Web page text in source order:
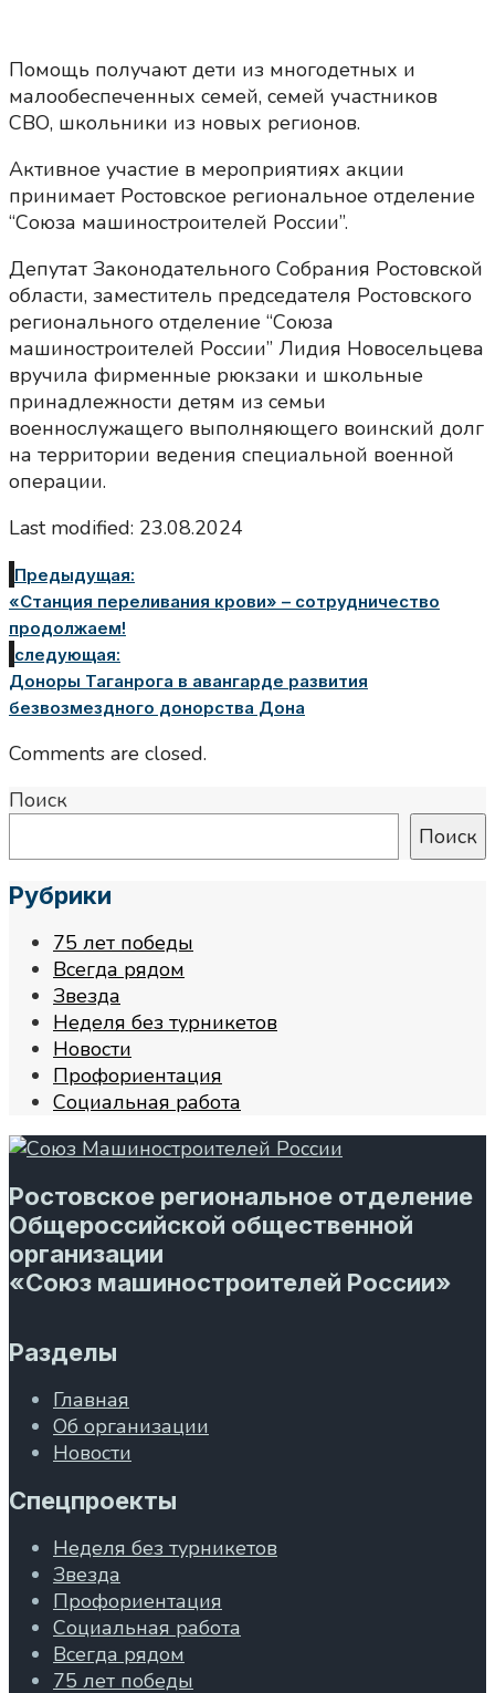
Помощь получают дети из многодетных и
малообеспеченных семей, семей участников
СВО, школьники из новых регионов.
Активное участие в мероприятиях акции
принимает Ростовское региональное отделение
“Союза машиностроителей России”.
Депутат Законодательного Собрания Ростовской
области, заместитель председателя Ростовского
регионального отделение “Союза
машиностроителей России” Лидия Новосельцева
вручила фирменные рюкзаки и школьные
принадлежности детям из семьи
военнослужащего выполняющего воинский долг
на территории ведения специальной военной
операции.
Last modified: 23.08.2024
Предыдущая:
«Станция переливания крови» – сотрудничество
продолжаем!
следующая:
Доноры Таганрога в авангарде развития
безвозмездного донорства Дона
Comments are closed.
Поиск
Поиск
Рубрики
75 лет победы
Всегда рядом
Звезда
Неделя без турникетов
Новости
Профориентация
Социальная работа
Ростовское региональное отделение
Общероссийской общественной
организации
«Союз машиностроителей России»
Разделы
Главная
Об организации
Новости
Спецпроекты
Неделя без турникетов
Звезда
Профориентация
Социальная работа
Всегда рядом
75 лет победы